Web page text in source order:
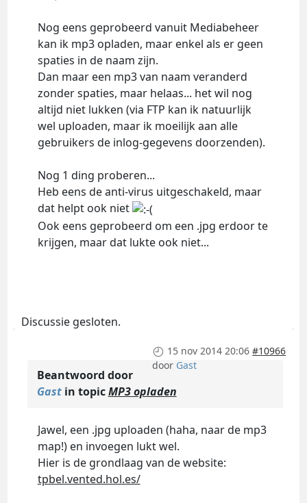
Nog eens geprobeerd vanuit Mediabeheer
kan ik mp3 opladen, maar enkel als er geen
spaties in de naam zijn.
Dan maar een mp3 van naam veranderd
zonder spaties, maar helaas... het wil nog
altijd niet lukken (via FTP kan ik natuurlijk
wel uploaden, maar ik moeilijk aan alle
gebruikers de inlog-gegevens doorzenden).
Nog 1 ding proberen...
Heb eens de anti-virus uitgeschakeld, maar
dat helpt ook niet
Ook eens geprobeerd om een .jpg erdoor te
krijgen, maar dat lukte ook niet...
Discussie gesloten.
15 nov 2014 20:06 #10966
door Gast
Beantwoord door
Gastin topicMP3 opladen
Jawel, een .jpg uploaden (haha, naar de mp3
map!) en invoegen lukt wel.
Hier is de grondlaag van de website:
tpbel.vented.hol.es/